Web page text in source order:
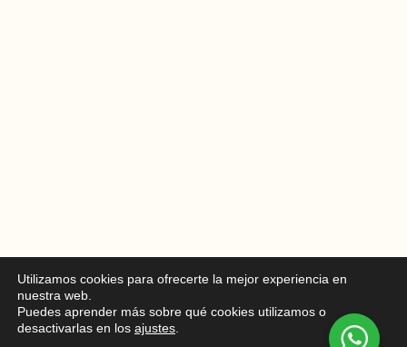
Utilizamos cookies para ofrecerte la mejor experiencia en
nuestra web.
Puedes aprender más sobre qué cookies utilizamos o
desactivarlas en los ajustes